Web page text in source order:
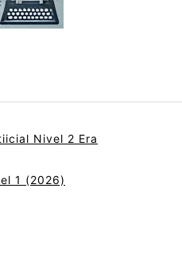
Nivel 2 Era
1 (2026)